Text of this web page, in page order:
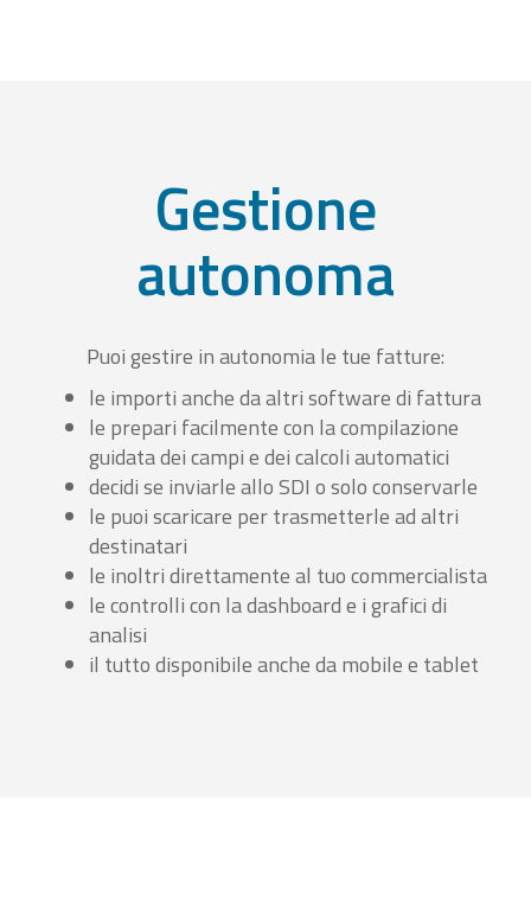
Gestione
autonoma
Puoi gestire in autonomia le tue fatture:
le importi anche da altri software di fattura
le prepari facilmente con la compilazione
guidata dei campi e dei calcoli automatici
decidi se inviarle allo SDI o solo conservarle
le puoi scaricare per trasmetterle ad altri
destinatari
le inoltri direttamente al tuo commercialista
le controlli con la dashboard e i grafici di
analisi
il tutto disponibile anche da mobile e tablet